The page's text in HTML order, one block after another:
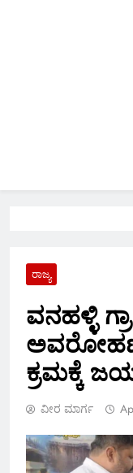
ರಾಜ್ಯ
ವನಹಳ್ಳಿ
ಅವರೋಹಣ
ಕ್ರಮಕ್ಕೆ
ವೀರ ಮಾರ್ಗ